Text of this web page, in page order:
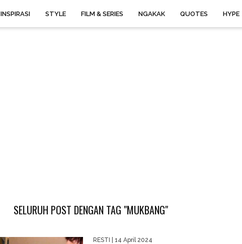
INSPIRASI STYLE FILM & SERIES NGAKAK QUOTES HYPE
SELURUH POST DENGAN TAG "MUKBANG"
RESTI | 14 April 2024